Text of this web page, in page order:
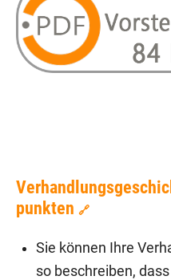
punkten 🔗
Sie können Ihre
so beschreiben,